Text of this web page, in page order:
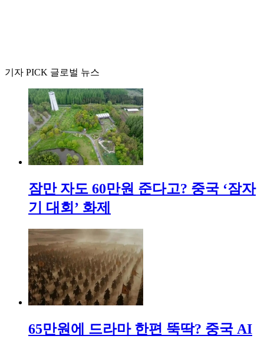
기자 PICK 글로벌 뉴스
잠만 자도 60만원 준다고? 중국 ‘잠자
기 대회’ 화제
65만원에 드라마 한편 뚝딱? 중국 AI